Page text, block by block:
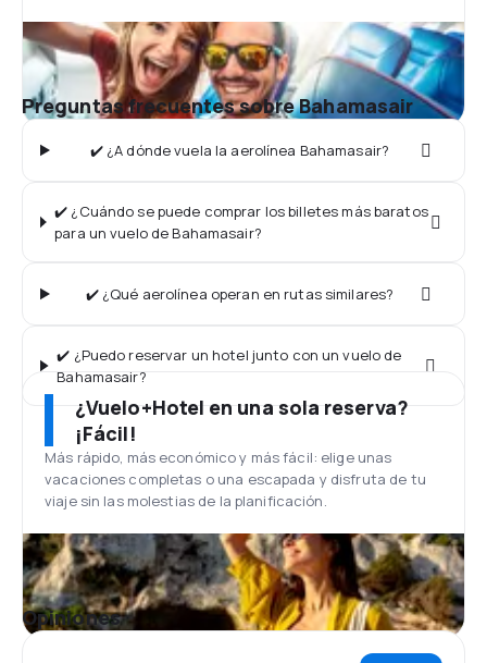
Preguntas frecuentes sobre Bahamasair
✔️ ¿A dónde vuela la aerolínea Bahamasair?
✔️ ¿Cuándo se puede comprar los billetes más baratos
para un vuelo de Bahamasair?
✔️ ¿Qué aerolínea operan en rutas similares?
✔️ ¿Puedo reservar un hotel junto con un vuelo de
Bahamasair?
¿Vuelo+Hotel en una sola reserva?
¡Fácil!
Más rápido, más económico y más fácil: elige unas
vacaciones completas o una escapada y disfruta de tu
viaje sin las molestias de la planificación.
Opiniones